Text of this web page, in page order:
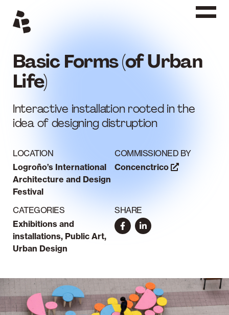
sisältöön
Basic Forms (of Urban
Life)
Interactive installation rooted in the
idea of designing distruption
LOCATION
Logroño’s International
Architecture and Design
Festival
COMMISSIONED BY
Concenctrico
CATEGORIES
Exhibitions and
installations, Public Art,
Urban Design
SHARE